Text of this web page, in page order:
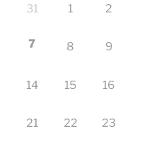
31 1 2
7 8 9
14 15 16
21 22 23